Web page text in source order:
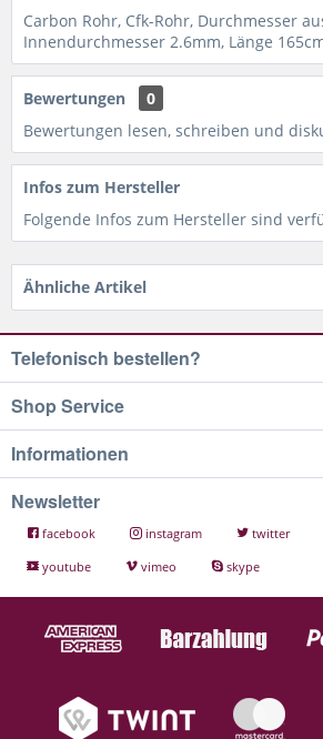
Carbon Rohr, Cfk-Rohr, Durchmesser
Innendurchmesser 2.6mm, Länge
Bewertungen
0
Bewertungen lesen, schreiben und
Infos zum Hersteller
Folgende Infos zum Hersteller sind
Ähnliche Artikel
Telefonisch bestellen?
Shop Service
Informationen
Newsletter
facebook instagram
twitter
youtube
vimeo skype